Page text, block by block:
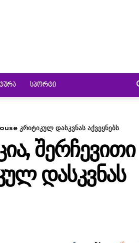
ᲡᲞᲝᲠᲢᲘ
კრიტიკულ დასკვნას აქვეყნებს
ᲨᲔᲠᲩᲔᲕᲘᲗᲘ
ᲓᲐᲡᲙᲕᲜᲐᲡ